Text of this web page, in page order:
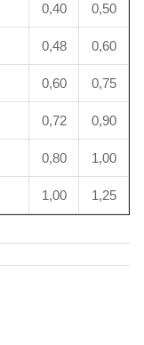
0,40 0,50
0,48 0,60
0,60 0,75
0,72 0,90
0,80 1,00
1,00 1,25